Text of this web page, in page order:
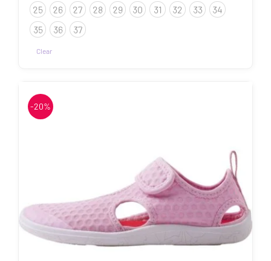
kuni
25 26 27 28 29 30 31 32 33
34
35
36 37
Clear
on
mitu
-20%